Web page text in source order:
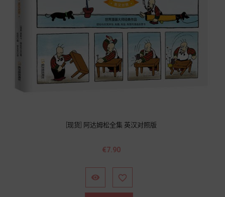
[现货] 阿达姆松全集 英汉对照版
價
€7.90
 